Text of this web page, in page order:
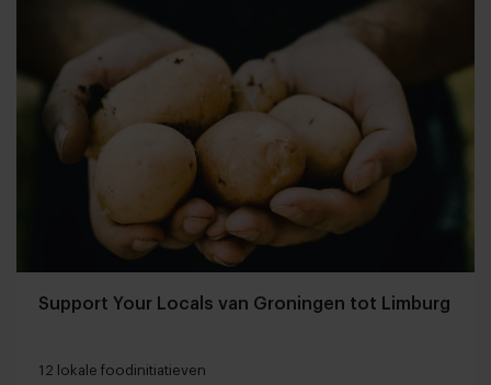
Support Your Locals van Groningen tot Limburg
12 lokale foodinitiatieven